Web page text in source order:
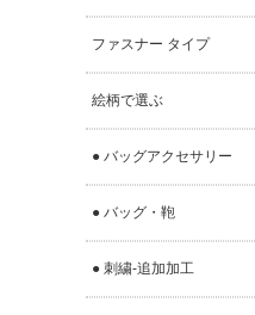
ファスナー タイプ
絵柄で選ぶ
● バッグアクセサリー
● バッグ・鞄
● 刺繍-追加加工